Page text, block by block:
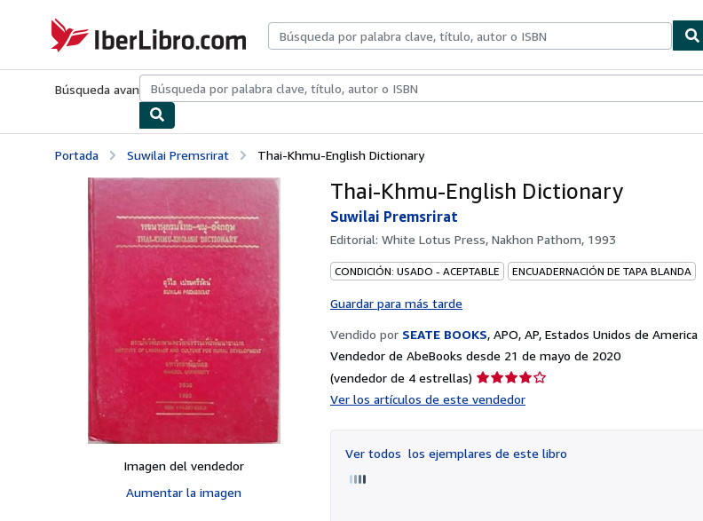
IberLibro.com
Búsqueda avanzadaColecciones Libros antiguosArte y coleccionismo
Portada Suwilai Premsrirat Thai-Khmu-English Dictionary
Imagen del vendedor
Aumentar la imagen
Thai-Khmu-English Dictionary
Suwilai Premsrirat
Editorial: White Lotus Press, Nakhon Pathom, 1993
CONDICIÓN: USADO - ACEPTABLE ENCUADERNACIÓN DE TAPA BLANDA
Guardar para más tarde
Vendido por SEATE BOOKS, APO, AP, Estados Unidos de America
Vendedor de AbeBooks desde 21 de mayo de 2020
(vendedor de 4 estrellas) Calificación
Ver los artículos de este vendedor
Ver todos los ejemplares de este libro